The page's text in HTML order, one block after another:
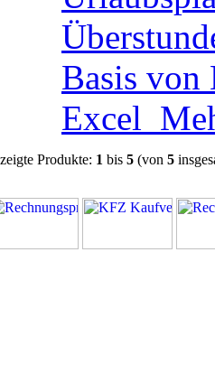
Basis von
Excel
Produkte: 1 bis 5 (von 5